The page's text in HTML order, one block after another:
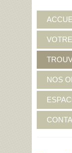
NOS